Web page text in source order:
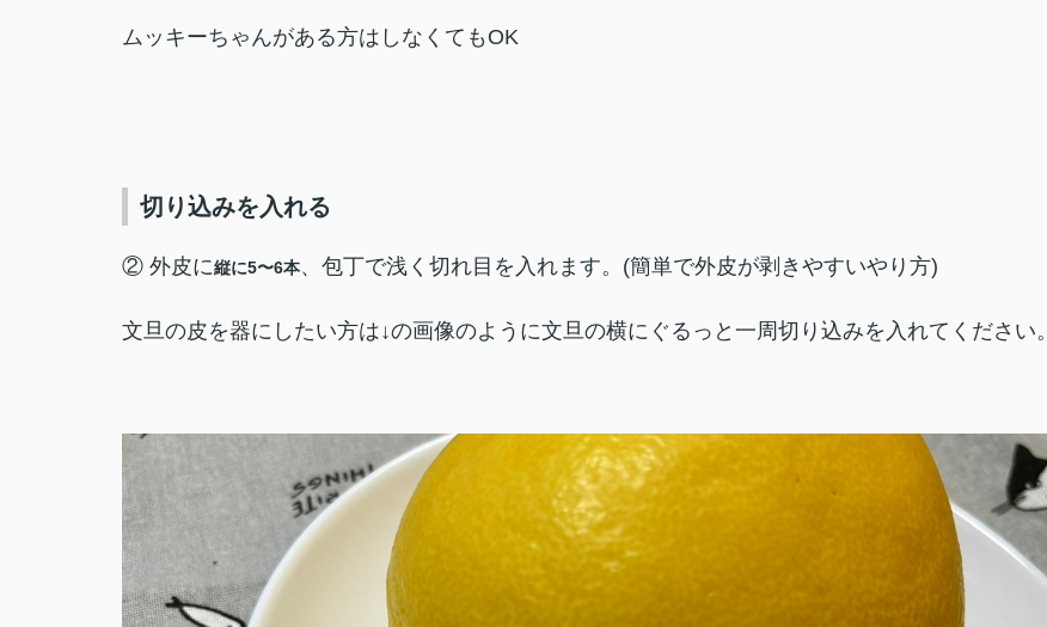
ムッキーちゃんがある方はしなくてもOK
切り込みを入れる
② 外皮に縦に5〜6本、包丁で浅く切れ目を入れます。(簡単で外皮が剥きやすいやり方)
文旦の皮を器にしたい方は↓の画像のように文旦の横にぐるっと一周切り込みを入れてください。